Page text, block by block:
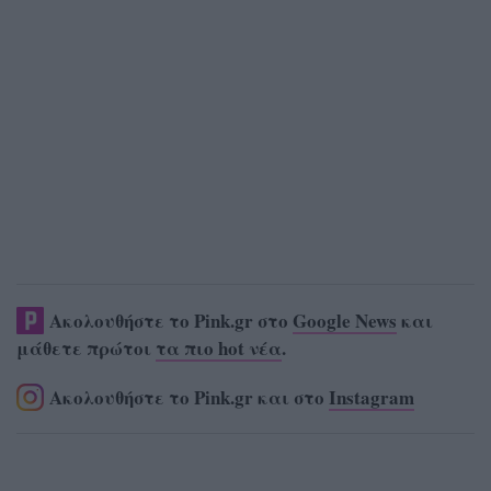
Ακολουθήστε το Pink.gr στο Google News και
μάθετε πρώτοι τα πιο hot νέα.
Ακολουθήστε το Pink.gr και στο Instagram